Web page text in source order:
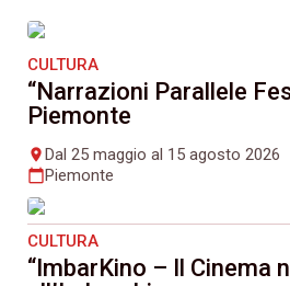
CULTURA
“Narrazioni Parallele
Piemonte
placeDal 25 maggio al 15 agosto 2026
calendar_todayPiemonte
CULTURA
“ImbarKino – Il Cinema